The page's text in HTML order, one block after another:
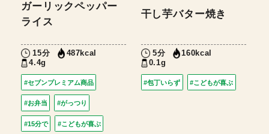
ガーリックペッパー
ライス
15分
487kcal
4.4g
#セブンプレミアム商品
#お弁当 #がっつり
#15分で #こどもが喜ぶ
干し芋バター焼き
5分
160kcal
0.1g
#包丁いらず #こどもが喜ぶ